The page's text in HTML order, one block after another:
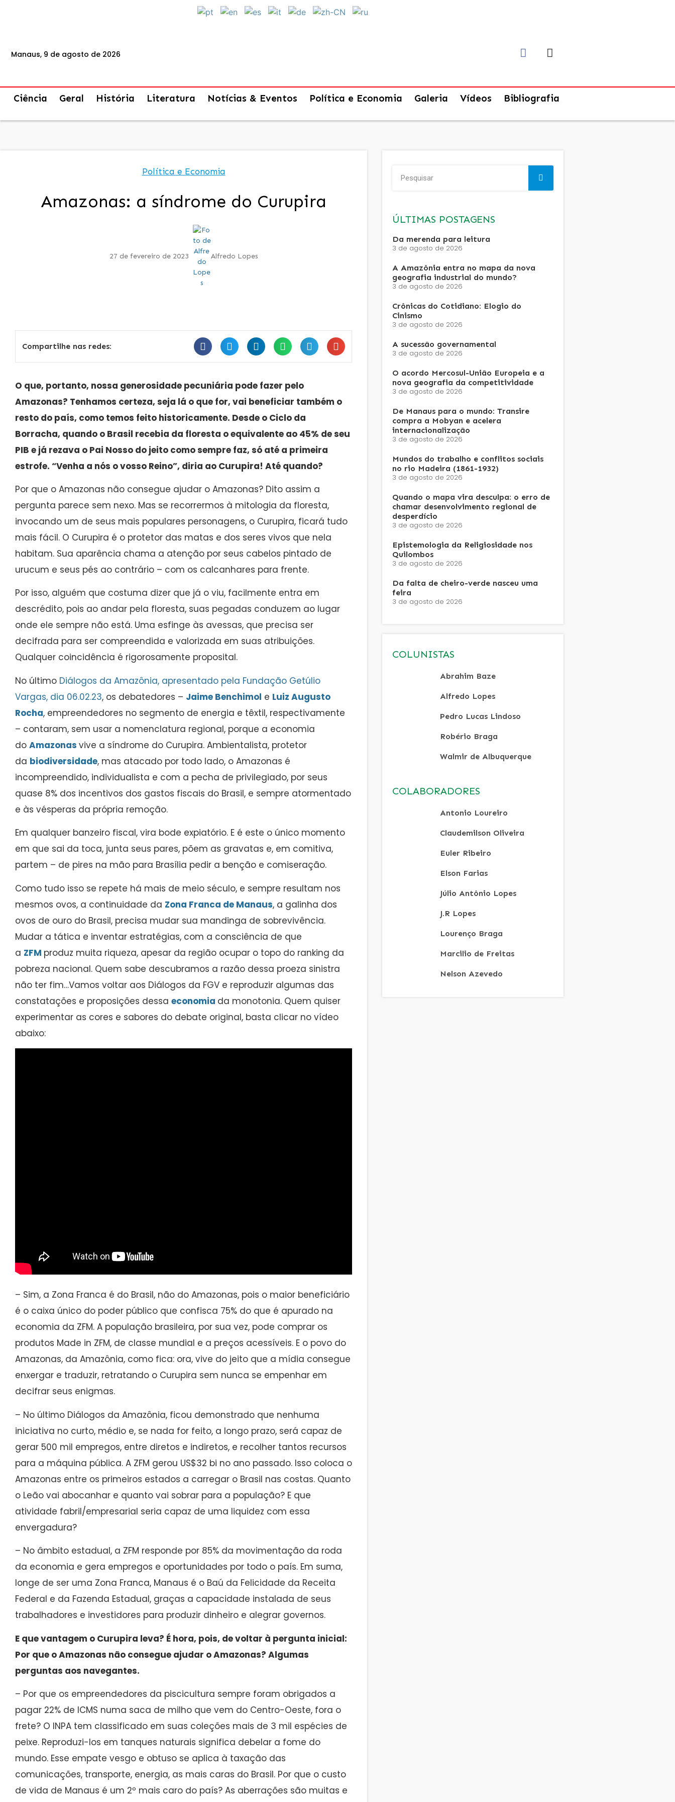
Manaus, 9 de agosto de 2026
Ciência Geral História Literatura Notícias & Eventos Política e Economia Galeria Vídeos Bibliografia
Política e Economia
Amazonas: a síndrome do Curupira
27 de fevereiro de 2023 Alfredo Lopes
Compartilhe nas redes:
O que, portanto, nossa generosidade pecuniária pode fazer pelo
Amazonas? Tenhamos certeza, seja lá o que for, vai beneficiar também o
resto do país, como temos feito historicamente. Desde o Ciclo da
Borracha, quando o Brasil recebia da floresta o equivalente ao 45% de seu
PIB e já rezava o Pai Nosso do jeito como sempre faz, só até a primeira
estrofe. “Venha a nós o vosso Reino”, diria ao Curupira! Até quando?
Por que o Amazonas não consegue ajudar o Amazonas? Dito assim a
pergunta parece sem nexo. Mas se recorrermos à mitologia da floresta,
invocando um de seus mais populares personagens, o Curupira, ficará tudo
mais fácil. O Curupira é o protetor das matas e dos seres vivos que nela
habitam. Sua aparência chama a atenção por seus cabelos pintado de
urucum e seus pés ao contrário – com os calcanhares para frente.
Por isso, alguém que costuma dizer que já o viu, facilmente entra em
descrédito, pois ao andar pela floresta, suas pegadas conduzem ao lugar
onde ele sempre não está. Uma esfinge às avessas, que precisa ser
decifrada para ser compreendida e valorizada em suas atribuições.
Qualquer coincidência é rigorosamente proposital.
No último Diálogos da Amazônia, apresentado pela Fundação Getúlio
Vargas, dia 06.02.23, os debatedores – Jaime Benchimol e Luiz Augusto
Rocha, empreendedores no segmento de energia e têxtil, respectivamente
– contaram, sem usar a nomenclatura regional, porque a economia
do Amazonas vive a síndrome do Curupira. Ambientalista, protetor
da biodiversidade, mas atacado por todo lado, o Amazonas é
incompreendido, individualista e com a pecha de privilegiado, por seus
quase 8% dos incentivos dos gastos fiscais do Brasil, e sempre atormentado
e às vésperas da própria remoção.
Em qualquer banzeiro fiscal, vira bode expiatório. E é este o único momento
em que sai da toca, junta seus pares, põem as gravatas e, em comitiva,
partem – de pires na mão para Brasília pedir a benção e comiseração.
Como tudo isso se repete há mais de meio século, e sempre resultam nos
mesmos ovos, a continuidade da Zona Franca de Manaus, a galinha dos
ovos de ouro do Brasil, precisa mudar sua mandinga de sobrevivência.
Mudar a tática e inventar estratégias, com a consciência de que
a ZFM produz muita riqueza, apesar da região ocupar o topo do ranking da
pobreza nacional. Quem sabe descubramos a razão dessa proeza sinistra
não ter fim…Vamos voltar aos Diálogos da FGV e reproduzir algumas das
constatações e proposições dessa economia da monotonia. Quem quiser
experimentar as cores e sabores do debate original, basta clicar no vídeo
abaixo:
– Sim, a Zona Franca é do Brasil, não do Amazonas, pois o maior beneficiário
é o caixa único do poder público que confisca 75% do que é apurado na
economia da ZFM. A população brasileira, por sua vez, pode comprar os
produtos Made in ZFM, de classe mundial e a preços acessíveis. E o povo do
Amazonas, da Amazônia, como fica: ora, vive do jeito que a mídia consegue
enxergar e traduzir, retratando o Curupira sem nunca se empenhar em
decifrar seus enigmas.
– No último Diálogos da Amazônia, ficou demonstrado que nenhuma
iniciativa no curto, médio e, se nada for feito, a longo prazo, será capaz de
gerar 500 mil empregos, entre diretos e indiretos, e recolher tantos recursos
para a máquina pública. A ZFM gerou US$32 bi no ano passado. Isso coloca o
Amazonas entre os primeiros estados a carregar o Brasil nas costas. Quanto
o Leão vai abocanhar e quanto vai sobrar para a população? E que
atividade fabril/empresarial seria capaz de uma liquidez com essa
envergadura?
– No âmbito estadual, a ZFM responde por 85% da movimentação da roda
da economia e gera empregos e oportunidades por todo o país. Em suma,
longe de ser uma Zona Franca, Manaus é o Baú da Felicidade da Receita
Federal e da Fazenda Estadual, graças a capacidade instalada de seus
trabalhadores e investidores para produzir dinheiro e alegrar governos.
E que vantagem o Curupira leva? É hora, pois, de voltar à pergunta inicial:
Por que o Amazonas não consegue ajudar o Amazonas? Algumas
perguntas aos navegantes.
– Por que os empreendedores da piscicultura sempre foram obrigados a
pagar 22% de ICMS numa saca de milho que vem do Centro-Oeste, fora o
frete? O INPA tem classificado em suas coleções mais de 3 mil espécies de
peixe. Reproduzi-los em tanques naturais significa debelar a fome do
mundo. Esse empate vesgo e obtuso se aplica à taxação das
comunicações, transporte, energia, as mais caras do Brasil. Por que o custo
de vida de Manaus é um 2º mais caro do país? As aberrações são muitas e
ÚLTIMAS POSTAGENS
Da merenda para leitura
3 de agosto de 2026
A Amazônia entra no mapa da nova
geografia industrial do mundo?
3 de agosto de 2026
Crônicas do Cotidiano: Elogio do
Cinismo
3 de agosto de 2026
A sucessão governamental
3 de agosto de 2026
O acordo Mercosul-União Europeia e a
nova geografia da competitividade
3 de agosto de 2026
De Manaus para o mundo: Transire
compra a Mobyan e acelera
internacionalização
3 de agosto de 2026
Mundos do trabalho e conflitos sociais
no rio Madeira (1861-1932)
3 de agosto de 2026
Quando o mapa vira desculpa: o erro de
chamar desenvolvimento regional de
desperdício
3 de agosto de 2026
Epistemologia da Religiosidade nos
Quilombos
3 de agosto de 2026
Da falta de cheiro-verde nasceu uma
feira
3 de agosto de 2026
COLUNISTAS
Abrahim Baze
Alfredo Lopes
Pedro Lucas Lindoso
Robério Braga
Walmir de Albuquerque
COLABORADORES
Antonio Loureiro
Claudemilson Oliveira
Euler Ribeiro
Elson Farias
Júlio Antônio Lopes
J.R Lopes
Lourenço Braga
Marcilio de Freitas
Nelson Azevedo